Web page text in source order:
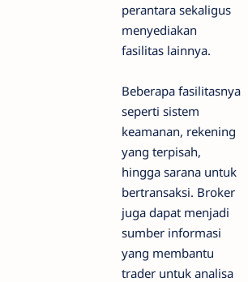
perantara sekaligus
menyediakan
fasilitas lainnya.
Beberapa fasilitasnya
seperti sistem
keamanan, rekening
yang terpisah,
hingga sarana untuk
bertransaksi. Broker
juga dapat menjadi
sumber informasi
yang membantu
trader untuk analisa